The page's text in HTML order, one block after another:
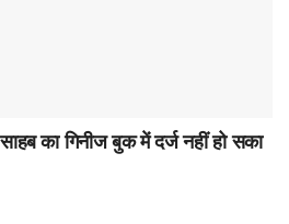
का गिनीज बुक में दर्ज नहीं हो सका